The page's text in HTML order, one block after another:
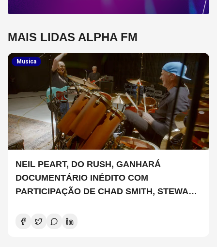
MAIS LIDAS ALPHA FM
Musica
NEIL PEART, DO RUSH, GANHARÁ
DOCUMENTÁRIO INÉDITO COM
PARTICIPAÇÃO DE CHAD SMITH, STEWART